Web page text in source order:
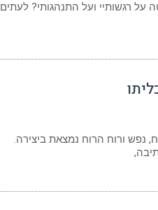
על רגשותיי ועל התנהגותי? לעתים
נפש ורוח הרוח נמצאת ביצירה.